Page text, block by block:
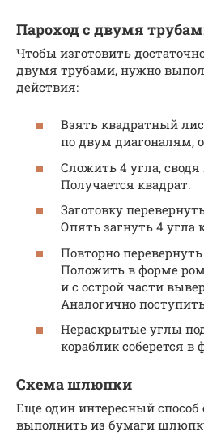
Пароход с двумя
Чтобы изготовить
двумя трубами, нужно
действия:
Взять квадратный
по двум диагоналям,
Сложить 4 угла,
Получается квадрат.
Заготовку
Опять загнуть 4 угла
Повторно
Положить в форме
и с острой части
Аналогично
Нераскрытые углы
кораблик соберется в
Схема шлюпки
Еще один интересный способ
выполнить из бумаги